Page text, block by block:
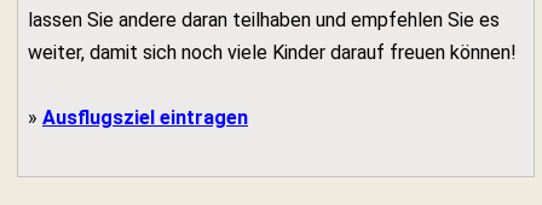
lassen Sie andere daran teilhaben und empfehlen Sie es
weiter, damit sich noch viele Kinder darauf freuen können!
» Ausflugsziel eintragen